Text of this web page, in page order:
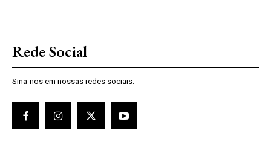
Rede Social
Sina-nos em nossas redes sociais.